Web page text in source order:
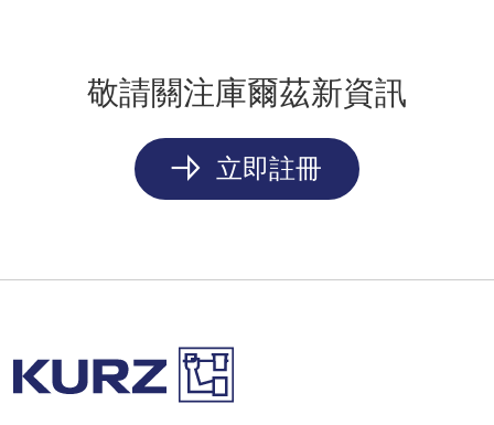
敬請關注庫爾茲新資訊
立即註冊